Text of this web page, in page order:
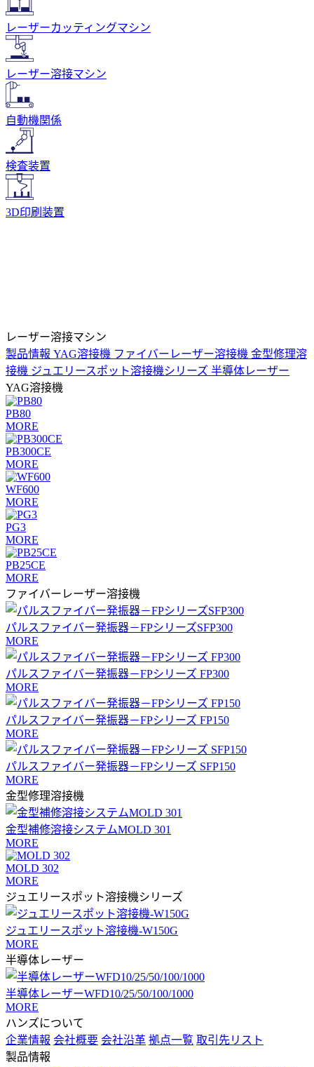
レーザーカッティングマシン
レーザー溶接マシン
自動機関係
検査装置
3D印刷装置
レーザー溶接マシン
製品情報 YAG溶接機 ファイバーレーザー溶接機 金型修理溶
接機 ジュエリースポット溶接機シリーズ 半導体レーザー
YAG溶接機
PB80
MORE
PB300CE
MORE
WF600
MORE
PG3
MORE
PB25CE
MORE
ファイバーレーザー溶接機
パルスファイバー発振器－FPシリーズSFP300
MORE
パルスファイバー発振器－FPシリーズ FP300
MORE
パルスファイバー発振器－FPシリーズ FP150
MORE
パルスファイバー発振器－FPシリーズ SFP150
MORE
金型修理溶接機
金型補修溶接システムMOLD 301
MORE
MOLD 302
MORE
ジュエリースポット溶接機シリーズ
ジュエリースポット溶接機-W150G
MORE
半導体レーザー
半導体レーザーWFD10/25/50/100/1000
MORE
ハンズについて
企業情報 会社概要 会社沿革 拠点一覧 取引先リスト
製品情報